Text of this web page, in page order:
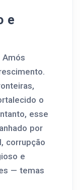
e
Amós
o
esse
por
corrupção
e
— temas